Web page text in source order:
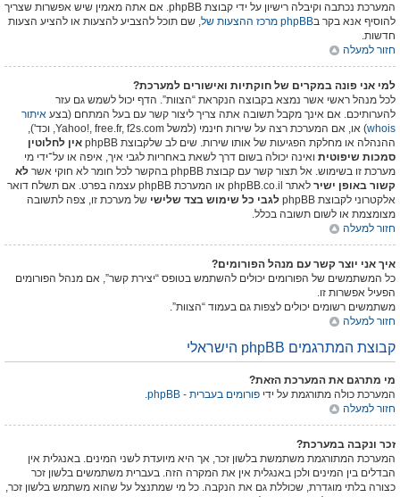
המערכת נכתבה וקיבלה רישיון על ידי קבוצת phpBB. אם אתה מאמין שיש אפשרות שצריך
להוסיף אנא בקר במרכז ההצעות של phpBB
, שם תוכל להצביע להצעות או להציע הצעות
חדשות.
חזור למעלה
למי אני פונה במקרים של חוקתיות ואישורים למערכת?
לכל מנהל ראשי אשר נמצא בקבוצה הנקראת “הצוות”. הדף יכול לשמש גם עזר
להערותיכם. אם אינך מקבל תשובה אתה צריך ליצור קשר עם בעל המתחם (בצע איתור
whois
) או, אם המערכת רצה על שירות חינמי (למשל Yahoo!, free.fr, f2s.com, וכד'),
ההנהלה או מחלקת הפגיעות של אותו שירות. שים לב שלקבוצת phpBB
אין לחלוטין
סמכות שיפוטית ואינה יכולה בשום דרך לשאת באחריות לגבי איך, איפה או על־ידי מי
מערכת זו בשימוש. אל תצור קשר עם קבוצת phpBB בהקשר לכל חומר לא חוקי אשר
לא
קשור באופן ישיר
לאתר phpBB.co.il או המערכת phpBB עצמה בפרט. אם תשלח דואר
אלקטרוני לקבוצת phpBB
לגבי כל שימוש בצד שלישי של מערכת זו, צפה לתשובה
מצומצמת או לשום תשובה בכלל.
חזור למעלה
איך אני יוצר קשר עם מנהל הפורומים?
כל המשתמשים של הפורומים יכולים להשתמש בטופס “יצירת קשר”, אם מנהל הפורומים
הפעיל אפשרות זו.
משתמשים רשומים יכולים לצפות גם בעמוד “הצוות”.
חזור למעלה
קבוצת המתרגמים phpBB הישראלי
מי מתרגם את המערכת הזאת?
המערכת כולה מתורגמת על ידי phpBB - פורומים בעברית
.
חזור למעלה
זכר ונקבה במערכת?
המערכת המתורגמת משתמשת בלשון זכר, אך היא מיועדת לשני המינים. באנגלית אין
הבדלים בין המינים ולכן באנגלית אין את המקרה הזה. בעברית משתמשים בלשון זכר
כצורה בלתי מוגדרת, שכוללת גם את הנקבה. כל מי שמתנצל על שהוא משתמש בלשון זכר,